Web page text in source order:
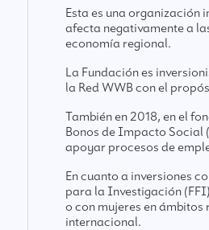
Esta es una organización
afecta negativamente a
economía regional.
La Fundación es
la Red WWB con el
También en 2018, en el
Bonos de Impacto Social
apoyar procesos de
En cuanto a inversiones
para la Investigación
o con mujeres en
internacional.